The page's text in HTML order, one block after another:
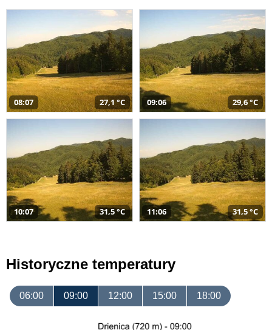
08:07 27,1 °C 09:06 29,6 °C
10:07 31,5 °C 11:06 31,5 °C
Historyczne temperatury
06:00 09:00 12:00 15:00 18:00